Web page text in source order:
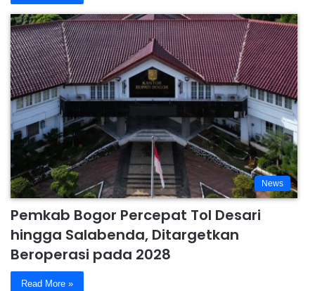
News
Pemkab Bogor Percepat Tol Desari
hingga Salabenda, Ditargetkan
Beroperasi pada 2028
Read More »